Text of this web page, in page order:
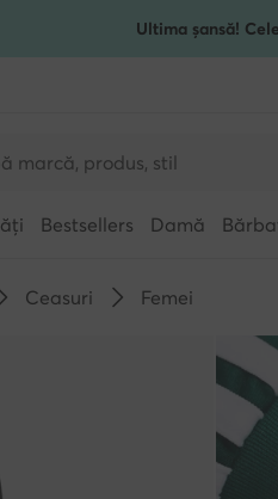
Ultima șansă!
Bestsellers Damă
Ceasuri Femei